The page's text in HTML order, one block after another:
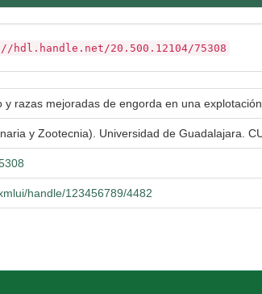
hdl.handle.net/20.500.12104/75308
razas mejoradas de engorda en una
y Zootecnia). Universidad de Guadalajara.
handle/123456789/4482